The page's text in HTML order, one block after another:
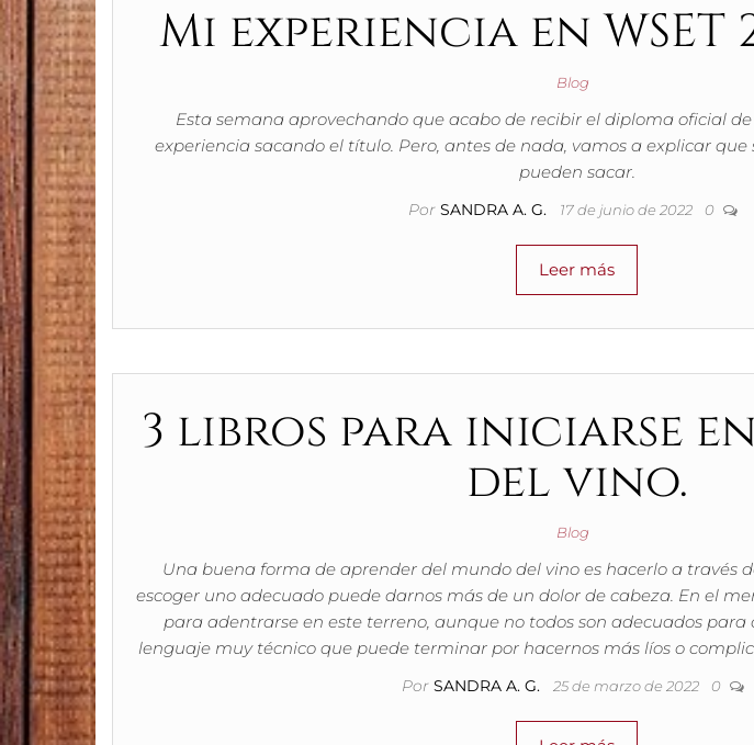
Mi experiencia en WSET
Blog
Esta semana aprovechando que acabo de recibir el diploma oficial de
experiencia sacando el título. Pero, antes de nada, vamos a explicar que
pueden sacar.
Por SANDRA A. G. 17 de junio de 2022 0
Leer más
3 libros para iniciarse
del vino.
Blog
Una buena forma de aprender del mundo del vino es hacerlo a través
escoger uno adecuado puede darnos más de un dolor de cabeza. En el
para adentrarse en este terreno, aunque no todos son adecuados
lenguaje muy técnico que puede terminar por hacernos más líos o
Por SANDRA A. G. 25 de marzo de 2022 0